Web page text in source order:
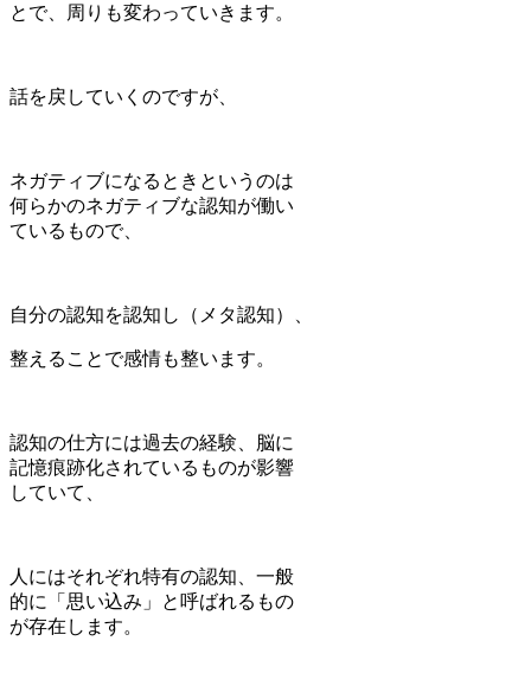
とで、周りも変わっていきます。
話を戻していくのですが、
ネガティブになるときというのは
何らかのネガティブな認知が働い
ているもので、
自分の認知を認知し（メタ認知）、
整えることで感情も整います。
認知の仕方には過去の経験、脳に
記憶痕跡化されているものが影響
していて、
人にはそれぞれ特有の認知、一般
的に「思い込み」と呼ばれるもの
が存在します。